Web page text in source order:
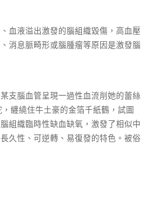
液溢出激發的腦組織毀傷，高血壓
消息脈畸形或腦腫瘤等原因是激發腦
腦血管呈現一過性血流削她的蕾絲
纏繞住牛土豪的金箔千紙鶴，試圖
組織臨時性缺血缺氧，激發了相似中
久性、可逆轉、易復發的特色。被俗